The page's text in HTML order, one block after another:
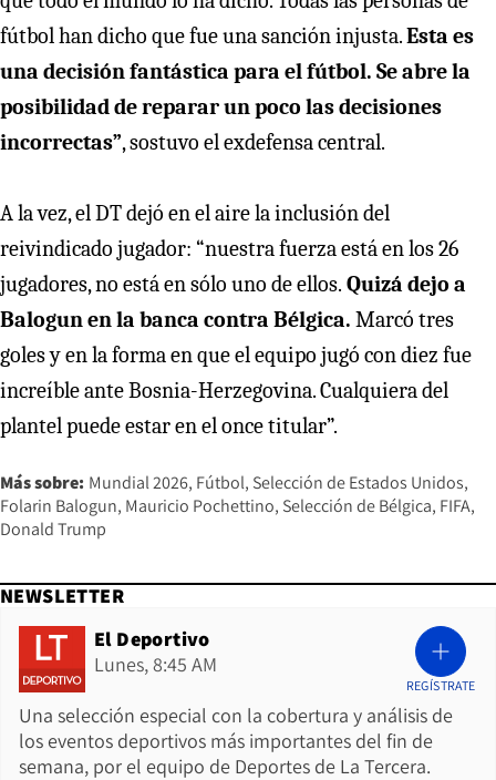
fútbol han dicho que fue una sanción injusta.Esta es
una decisión fantástica para el fútbol. Se abre la
posibilidad de reparar un poco las decisiones
incorrectas”, sostuvo el exdefensa central.
A la vez, el DT dejó en el aire la inclusión del
reivindicado jugador: “nuestra fuerza está en los 26
jugadores, no está en sólo uno de ellos. Quizá dejo a
Balogun en la banca contra Bélgica. Marcó tres
goles y en la forma en que el equipo jugó con diez fue
increíble ante Bosnia-Herzegovina. Cualquiera del
plantel puede estar en el once titular”.
Más sobre: Mundial 2026 Fútbol Selección de Estados Unidos
Folarin Balogun Mauricio Pochettino Selección de Bélgica FIFA
Donald Trump
NEWSLETTER
El Deportivo
Lunes, 8:45 AM
Una selección especial con la cobertura y análisis de
los eventos deportivos más importantes del fin de
semana, por el equipo de Deportes de La Tercera.
REGÍSTRATE